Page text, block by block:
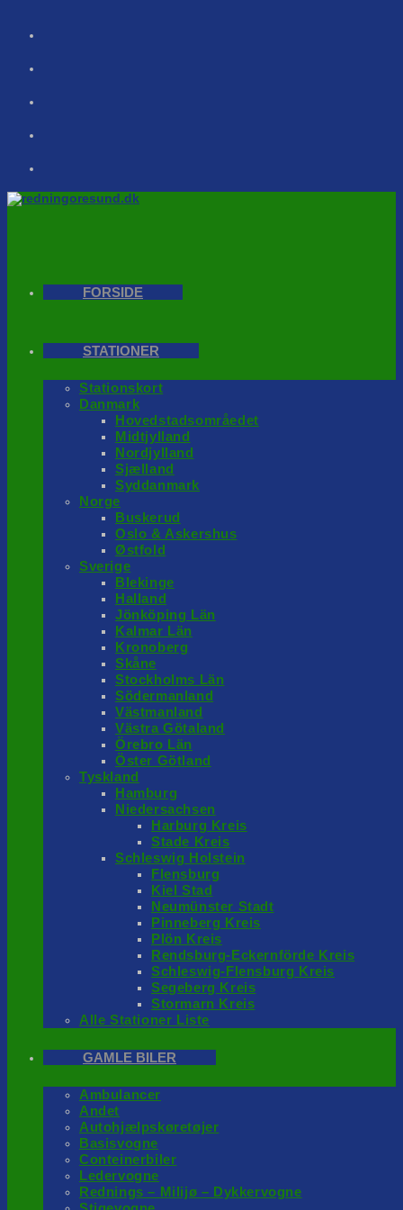
FORSIDE
STATIONER
Stationskort
Danmark
Hovedstadsområedet
Midtjylland
Nordjylland
Sjælland
Syddanmark
Norge
Buskerud
Oslo & Askershus
Østfold
Sverige
Blekinge
Halland
Jönköping Län
Kalmar Län
Kronoberg
Skåne
Stockholms Län
Södermanland
Västmanland
Västra Götaland
Örebro Län
Öster Götland
Tyskland
Hamburg
Niedersachsen
Harburg Kreis
Stade Kreis
Schleswig Holstein
Flensburg
Kiel Stad
Neumünster Stadt
Pinneberg Kreis
Plön Kreis
Rendsburg-Eckernförde Kreis
Schleswig-Flensburg Kreis
Segeberg Kreis
Stormarn Kreis
Alle Stationer Liste
GAMLE BILER
Ambulancer
Andet
Autohjælpskøretøjer
Basisvogne
Conteinerbiler
Ledervogne
Rednings – Milijø – Dykkervogne